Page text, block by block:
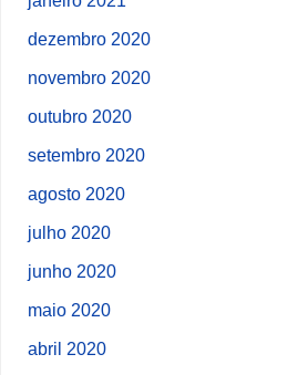
dezembro 2020
novembro 2020
outubro 2020
setembro 2020
agosto 2020
julho 2020
junho 2020
maio 2020
abril 2020